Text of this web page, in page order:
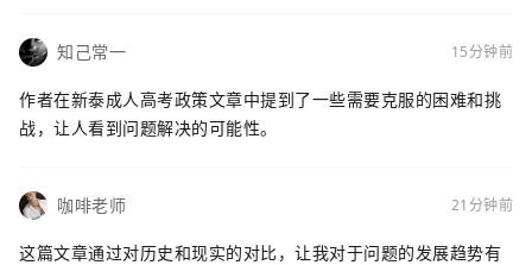
知己常一 15分钟前
作者在新泰成人高考政策文章中提到了一些需要克服的困难和挑
战，让人看到问题解决的可能性。
咖啡老师 21分钟前
这篇文章通过对历史和现实的对比，让我对于问题的发展趋势有